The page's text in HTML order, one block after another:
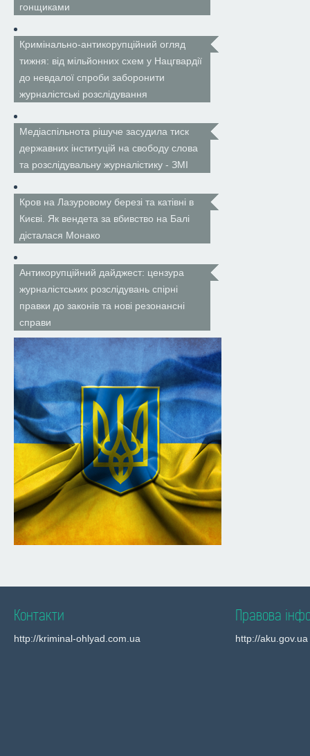
гонщиками
Кримінально-антикорупційний огляд
тижня: від мільйонних схем у Нацгвардії
до невдалої спроби заборонити
журналістські розслідування
Медіаспільнота рішуче засудила тиск
державних інституцій на свободу слова
та розслідувальну журналістику - ЗМІ
Кров на Лазуровому березі та катівні в
Києві. Як вендета за вбивство на Балі
дісталася Монако
Антикорупційний дайджест: цензура
журналістських розслідувань спірні
правки до законів та нові резонансні
справи
Контакти
http://kriminal-ohlyad.com.ua
Правова
http://aku.gov.ua